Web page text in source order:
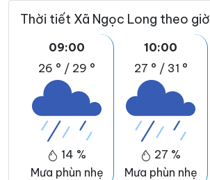
Thời tiết Xã Ngọc Long theo giờ
09:00
26 ° / 29 °
14 %
Mưa phùn nhẹ
10:00
27 ° / 31 °
27 %
Mưa phùn nhẹ